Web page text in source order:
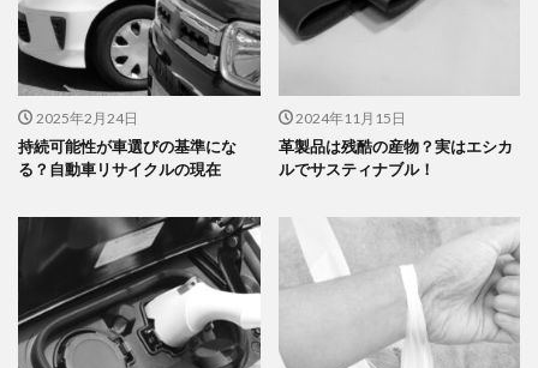
2025年2月24日
持続可能性が車選びの基準にな
る？自動車リサイクルの現在
2024年11月15日
革製品は残酷の産物？実はエシカ
ルでサスティナブル！